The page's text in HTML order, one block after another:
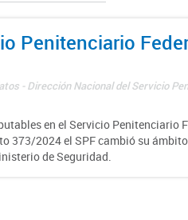
Penitenciario
- Dirección Nacional del Servicio
en el Servicio Penitenciario
373/2024 el SPF cambió su ámbito
de Seguridad.